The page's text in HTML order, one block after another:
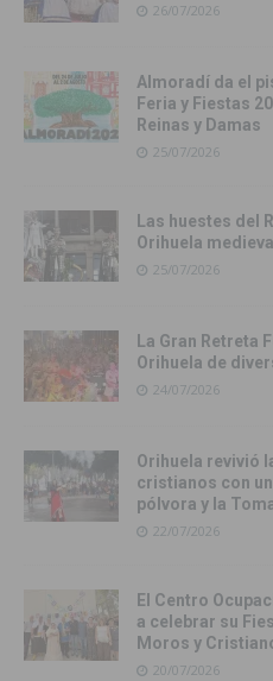
26/07/2026
Almoradí da el
Feria y Fiestas
Reinas y Damas
25/07/2026
Las huestes del
Orihuela medieval
25/07/2026
La Gran Retreta
Orihuela de
24/07/2026
Orihuela revivió
cristianos con
pólvora y la
22/07/2026
El Centro
a celebrar su
Moros y
20/07/2026